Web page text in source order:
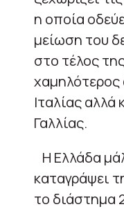
η οποία
μείωση του
στο τέλος
χαμηλότερος
Ιταλίας
Γαλλίας.
Η Ελλάδα
καταγράψει
το διάστημα